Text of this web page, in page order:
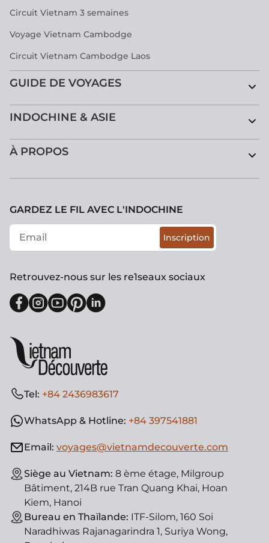
Circuit Vietnam 3 semaines
Voyage Vietnam Cambodge
Circuit Vietnam Cambodge Laos
GUIDE DE VOYAGES
INDOCHINE & ASIE
À PROPOS
Tel: +84 2436983617
WhatsApp & Hotline: +84 397541881
Email: voyages@vietnamdecouverte.com
Siège au Vietnam: 8 ème étage, Milgroup
Bâtiment, 214B rue Tran Quang Khai, Hoan
Kiem, Hanoi
Bureau en Thaïlande: ITF-Silom, 160 Soi
Naradhiwas Rajanagarindra 1, Suriya Wong,
GARDEZ LE FIL AVEC L'INDOCHINE
Inscription
Retrouvez-nous sur les re1seaux sociaux